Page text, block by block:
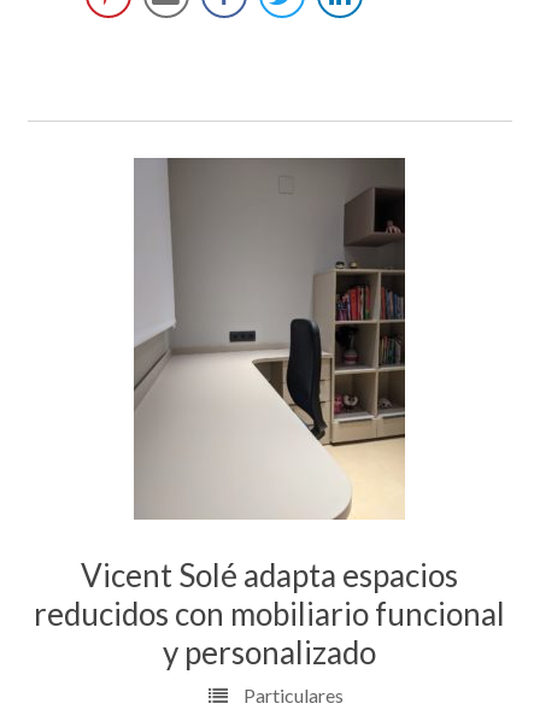
Vicent Solé adapta espacios
reducidos con mobiliario funcional
y personalizado
Particulares